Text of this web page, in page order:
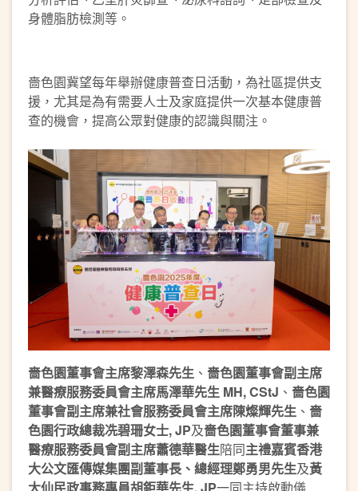
身體脂肪檢測等。
嗇色園冀望每年舉辦健康普查日活動，為社區提供支
援，尤其是為有需要人士及家庭提供一次基本健康普
查的機會，提高公眾對健康的認識與關注。
嗇色園董事會主席黎澤森先生 、 嗇色園董事會副主席
兼醫療服務委員會主席馬澤華先生 MH, CStJ 、 嗇色園
董事會副主席兼社會服務委員會主席陳燦輝先生 、 嗇
色園行政總裁冼碧珊女士, JP及嗇色園董事會董事兼
醫療服務委員會副主席蕭德華醫生陪同主禮嘉賓香港
大公文匯傳媒集團副董事長、總經理鄭勇男先生及黃
大仙民政事務專員胡鉅華先生, JP一同主持啟動儀